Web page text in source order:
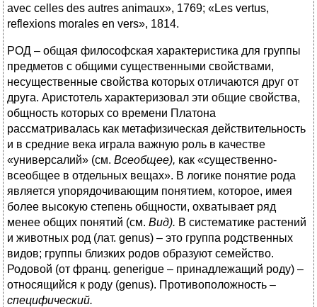
avec celles des autres animaux», 1769; «Les vertus,
reflexions morales en vers», 1814.
РОД – общая философская характеристика для группы
предметов с общими существенными свойствами,
несущественные свойства которых отличаются друг от
друга. Аристотель характеризовал эти общие свойства,
общность которых со времени Платона
рассматривалась как метафизическая действительность
и в средние века играла важную роль в качестве
«универсалий» (см. Всеобщее), как «существенно-
всеобщее в отдельных вещах». В логике понятие рода
является упорядочивающим понятием, которое, имея
более высокую степень общности, охватывает ряд
менее общих понятий (см. Вид). В систематике растений
и животных род (лат. genus) – это группа родственных
видов; группы близких родов образуют семейство.
Родовой (от франц. generigue – принадлежащий роду) –
относящийся к роду (genus). Противоположность –
специфический.